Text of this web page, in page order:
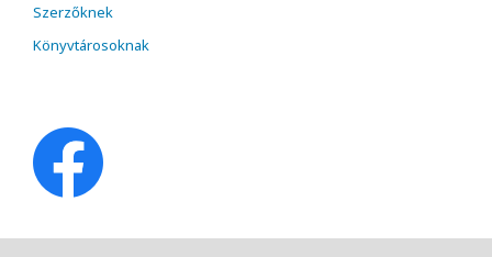
Szerzőknek
Könyvtárosoknak